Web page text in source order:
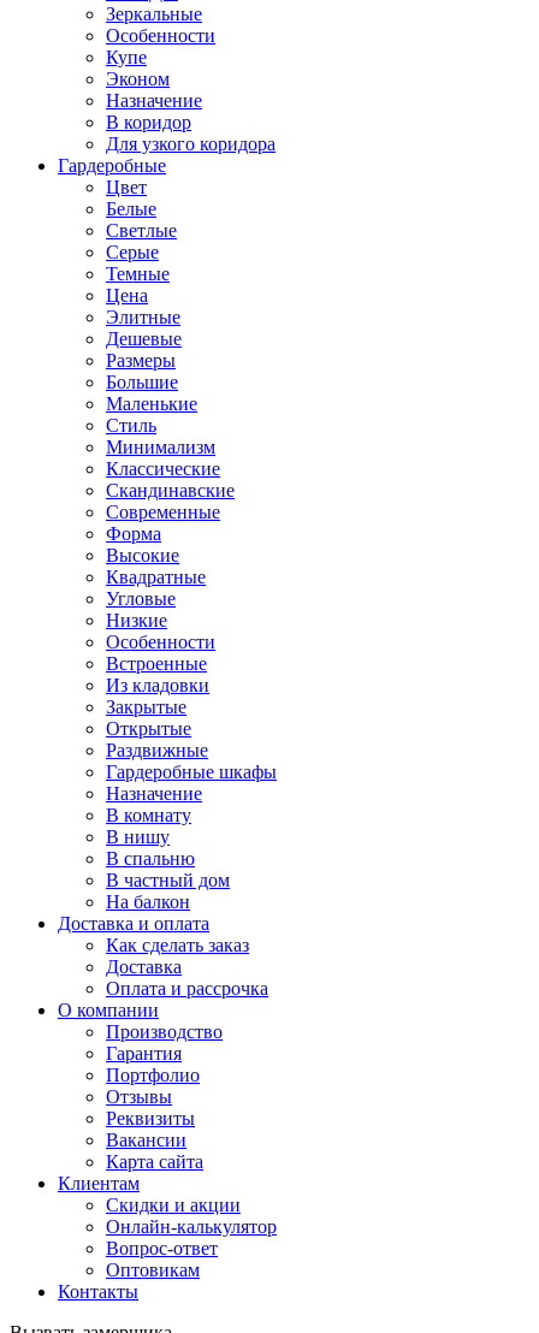
Зеркальные
Особенности
Купе
Эконом
Назначение
В коридор
Для узкого коридора
Гардеробные
Цвет
Белые
Светлые
Серые
Темные
Цена
Элитные
Дешевые
Размеры
Большие
Маленькие
Стиль
Минимализм
Классические
Скандинавские
Современные
Форма
Высокие
Квадратные
Угловые
Низкие
Особенности
Встроенные
Из кладовки
Закрытые
Открытые
Раздвижные
Гардеробные шкафы
Назначение
В комнату
В нишу
В спальню
В частный дом
На балкон
Доставка и оплата
Как сделать заказ
Доставка
Оплата и рассрочка
О компании
Производство
Гарантия
Портфолио
Отзывы
Реквизиты
Вакансии
Карта сайта
Клиентам
Скидки и акции
Онлайн-калькулятор
Вопрос-ответ
Оптовикам
Контакты